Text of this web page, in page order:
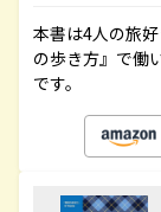
本書は4人の旅
の歩き方』で働
です。